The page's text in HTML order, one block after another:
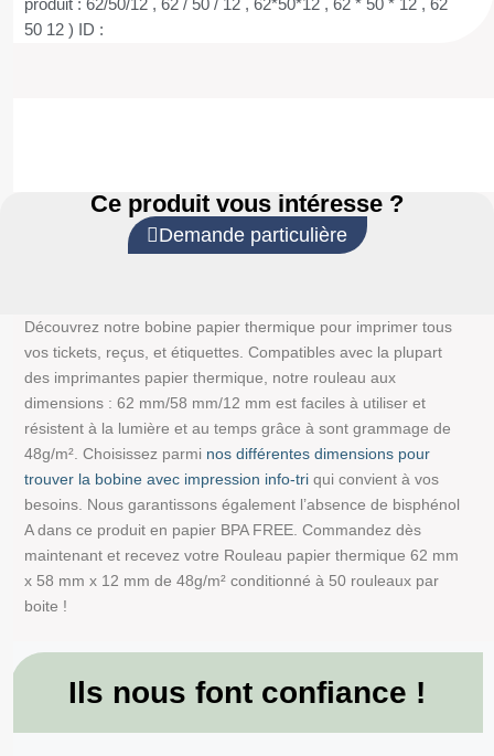
produit : 62/50/12 , 62 / 50 / 12 , 62*50*12 , 62 * 50 * 12 , 62
50 12 ) ID :
Ce produit vous intéresse ?
Demande particulière
Découvrez notre bobine papier thermique pour imprimer tous
vos tickets, reçus, et étiquettes. Compatibles avec la plupart
des imprimantes papier thermique, notre rouleau aux
dimensions : 62 mm/58 mm/12 mm est faciles à utiliser et
résistent à la lumière et au temps grâce à sont grammage de
48g/m². Choisissez parmi nos différentes dimensions pour
trouver la bobine avec impression info-tri qui convient à vos
besoins. Nous garantissons également l’absence de bisphénol
A dans ce produit en papier BPA FREE. Commandez dès
maintenant et recevez votre Rouleau papier thermique 62 mm
x 58 mm x 12 mm de 48g/m² conditionné à 50 rouleaux par
boite !
Ils nous font confiance !